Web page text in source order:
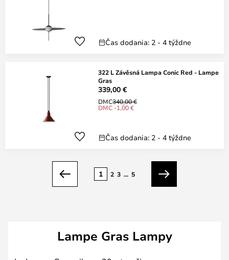
Čas dodania: 2 - 4 týždne
322 L Závěsná Lampa Conic Red - Lampe
Gras
339,00 €
DMC340,00 €
DMC -1,00 €
Čas dodania: 2 - 4 týždne
Predchádzajúci
1 2 3 ... 5
Ďalší
Lampe Gras Lampy